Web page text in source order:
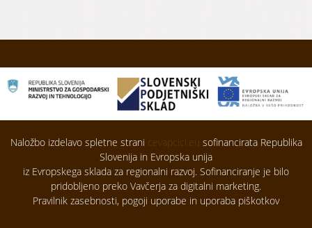
Naložbo izdelavo spletne strani cevapcici.eu sofinancirata Republika
Slovenija in Evropska unija
iz Evropskega sklada za regionalni razvoj. Sofinanciranje je bilo
pridobljeno preko Vavčerja za digitalni marketing.
Pravilnik zasebnosti, pogoji uporabe in uporaba piškotkov